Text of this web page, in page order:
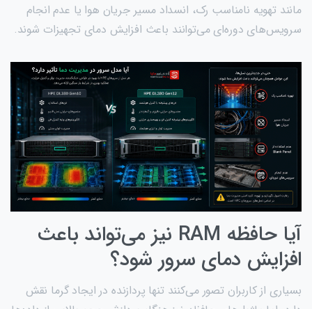
مانند تهویه نامناسب رک، انسداد مسیر جریان هوا یا عدم انجام
سرویس‌های دوره‌ای می‌توانند باعث افزایش دمای تجهیزات شوند.
آیا حافظه RAM نیز می‌تواند باعث
افزایش دمای سرور شود؟
بسیاری از کاربران تصور می‌کنند تنها پردازنده در ایجاد گرما نقش